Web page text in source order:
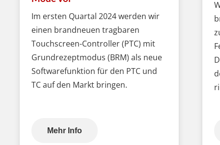
Im ersten Quartal 2024 werden wir
einen brandneuen tragbaren
Touchscreen-Controller (PTC) mit
Grundrezeptmodus (BRM) als neue
Softwarefunktion für den PTC und
TC auf den Markt bringen.
Mehr Info